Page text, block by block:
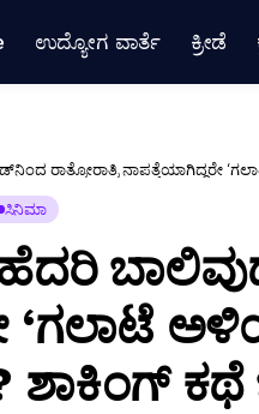
ಉದ್ಯೋಗ ವಾರ್ತೆ ಕ್ರೀಡೆ
ರಾತ್ರೋರಾತ್ರಿ ನಾಪತ್ತೆಯಾಗಿದ್ದರೇ
ಸಿನಿಮಾ
‘ಗಲಾಟೆ
ಶಾಕಿಂಗ್ ಕಥೆ